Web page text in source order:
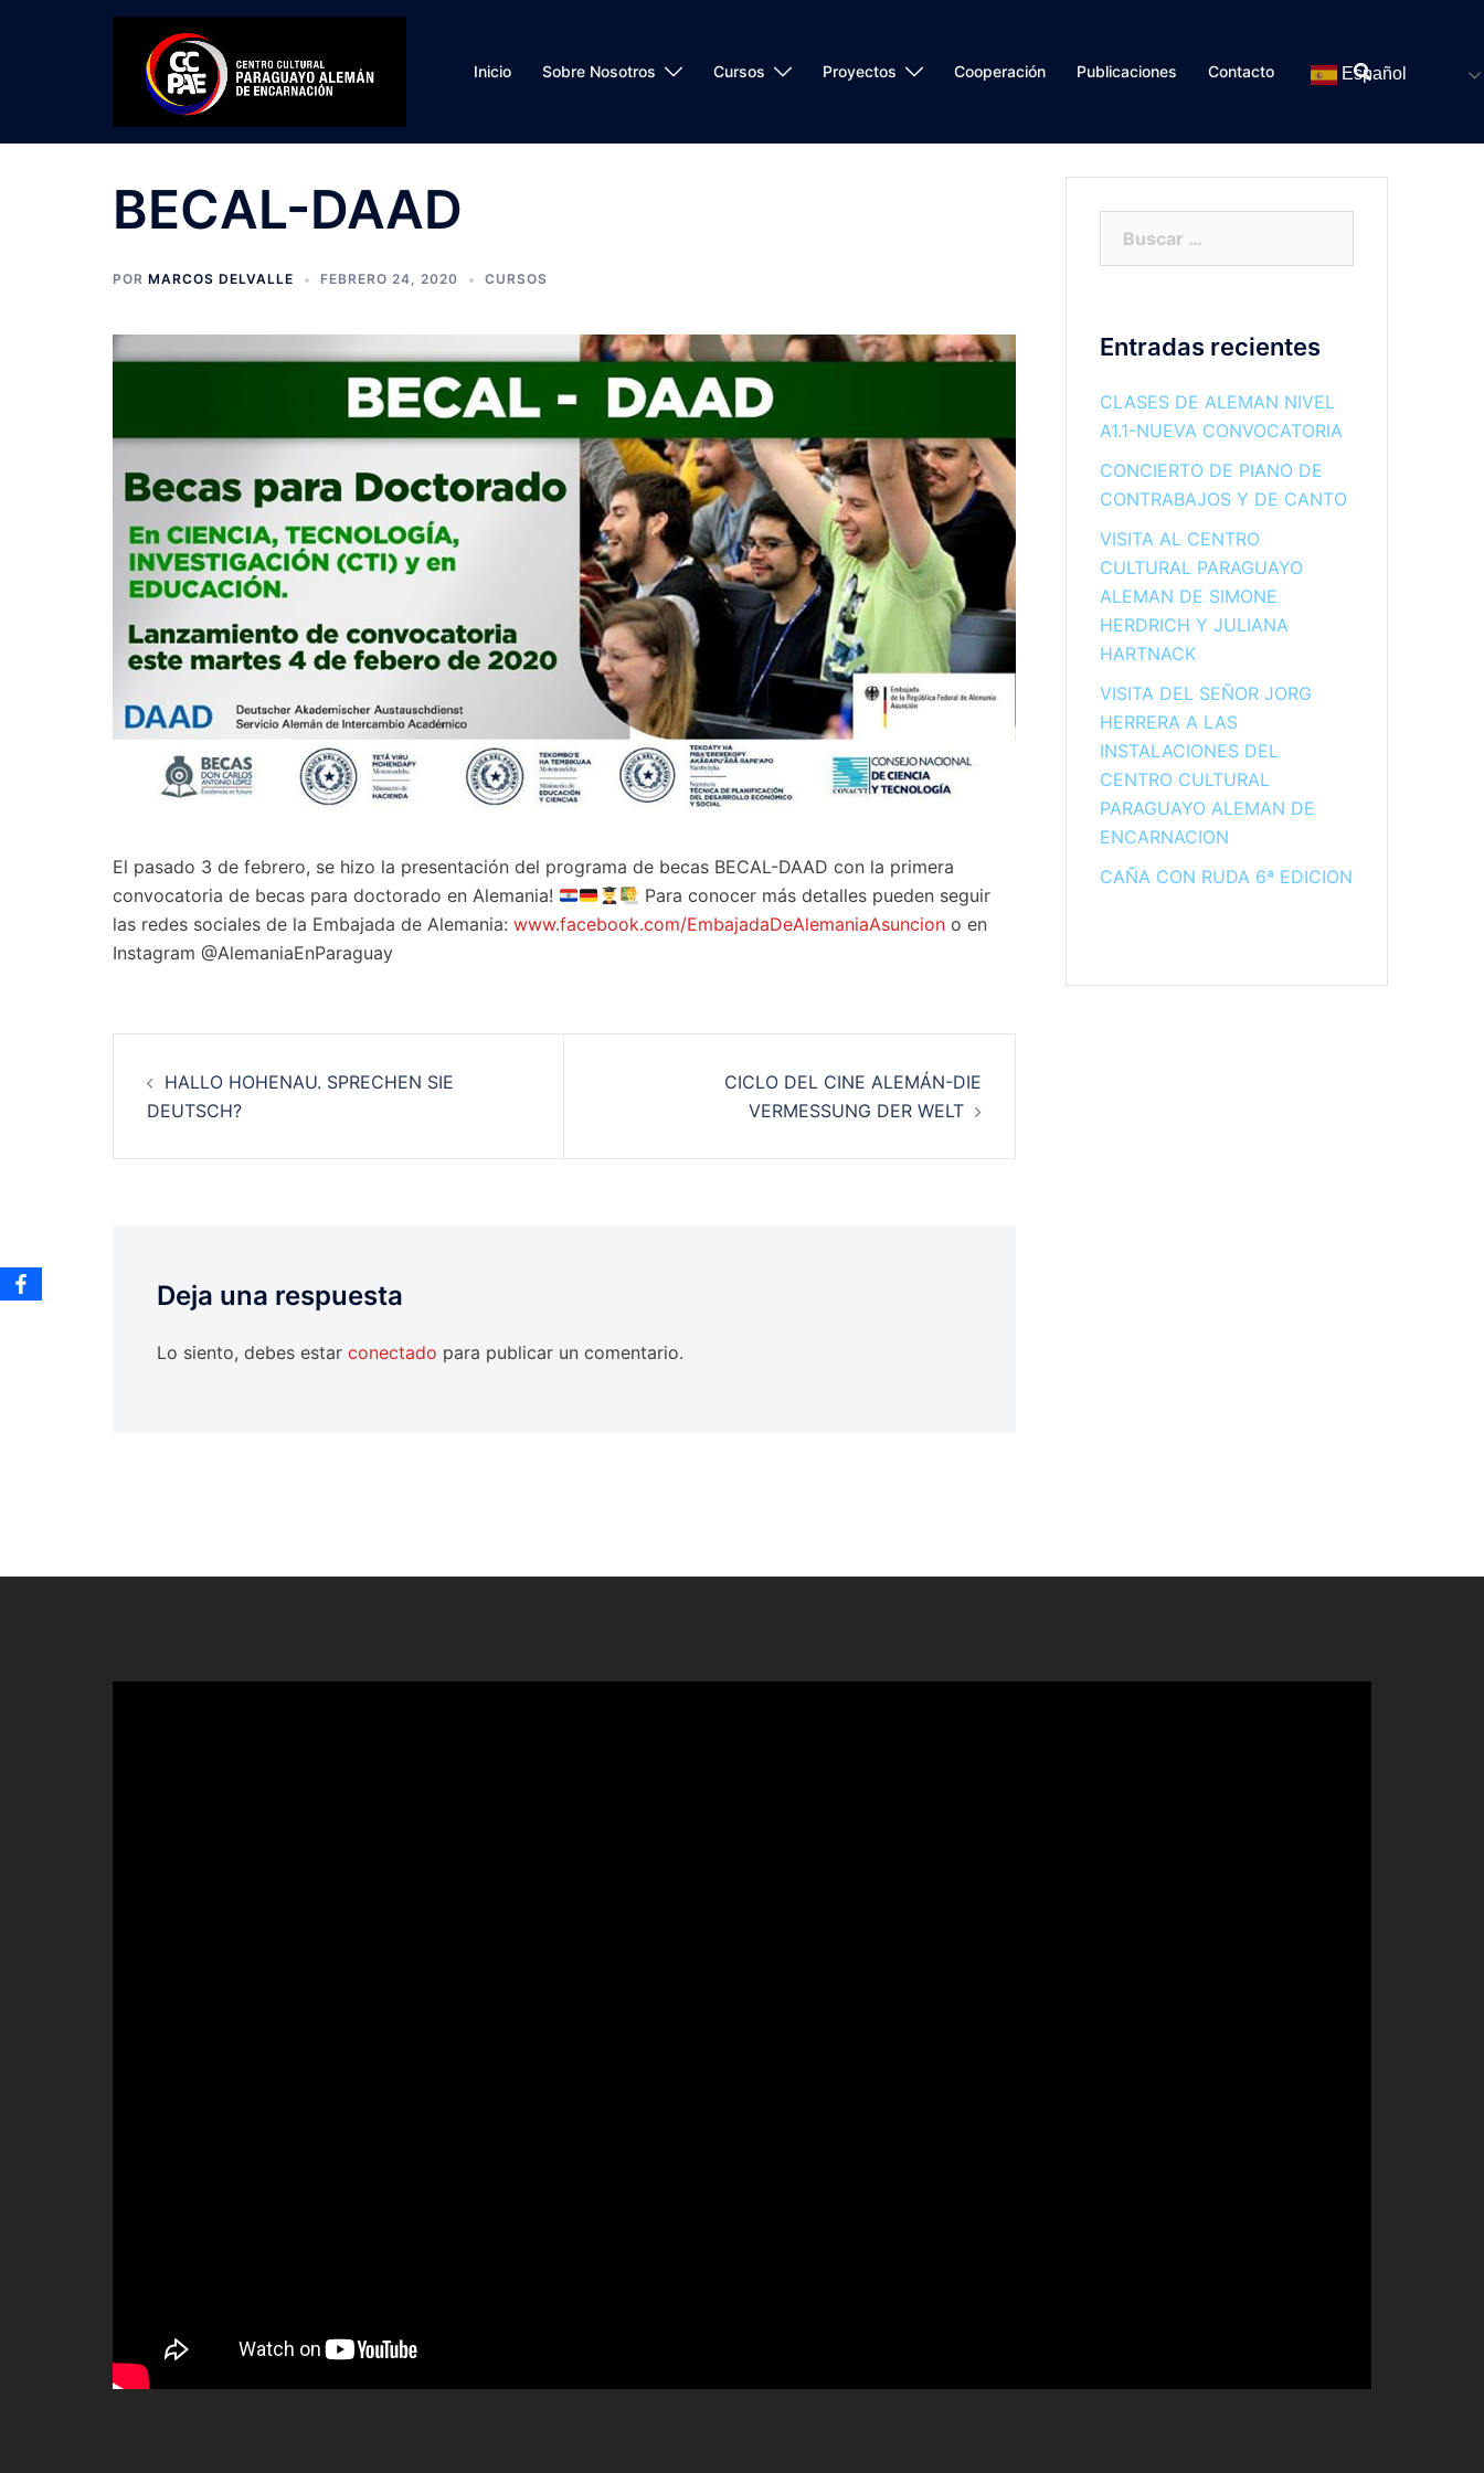
Inicio Sobre Nosotros Cursos Proyectos Cooperación Publicaciones Contacto Español
BECAL-DAAD
POR MARCOS DELVALLE FEBRERO 24, 2020 CURSOS
El pasado 3 de febrero, se hizo la presentación del programa de becas BECAL-DAAD con la primera
convocatoria de becas para doctorado en Alemania!
Para conocer más detalles pueden seguir
las redes sociales de la Embajada de Alemania: www.facebook.com/EmbajadaDeAlemaniaAsuncion o en
Instagram @AlemaniaEnParaguay
de
entradas
HALLO HOHENAU. SPRECHEN SIE
DEUTSCH?
CICLO DEL CINE ALEMÁN-DIE
VERMESSUNG DER WELT
Deja una respuesta
Lo siento, debes estar conectado para publicar un comentario.
Entradas recientes
CLASES DE ALEMAN NIVEL
A1.1-NUEVA CONVOCATORIA
CONCIERTO DE PIANO DE
CONTRABAJOS Y DE CANTO
VISITA AL CENTRO
CULTURAL PARAGUAYO
ALEMAN DE SIMONE
HERDRICH Y JULIANA
HARTNACK
VISITA DEL SEÑOR JORG
HERRERA A LAS
INSTALACIONES DEL
CENTRO CULTURAL
PARAGUAYO ALEMAN DE
ENCARNACION
CAÑA CON RUDA 6ª EDICION